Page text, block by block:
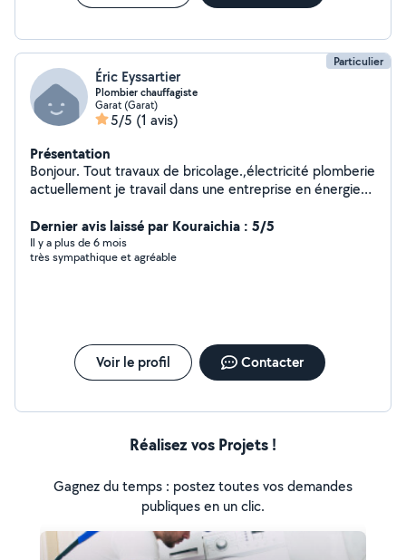
Particulier
Éric Eyssartier
Plombier chauffagiste
Garat (Garat)
5/5 (1 avis)
Présentation
Bonjour. Tout travaux de bricolage.,électricité plomberie
actuellement je travail dans une entreprise en énergies
Dernier avis laissé par Kouraichia : 5/5
Il y a plus de 6 mois
très sympathique et agréable
Voir le profil Contacter
Réalisez vos Projets !
Gagnez du temps : postez toutes vos demandes
publiques en un clic.